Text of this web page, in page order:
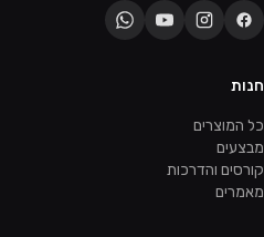
חנות
כל המוצרים
מבצעים
קורסים והדרכות
מאמרים